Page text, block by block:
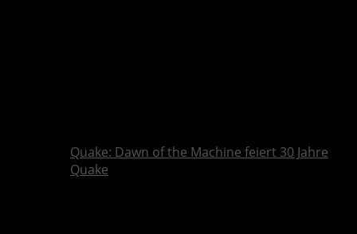
Quake: Dawn of the Machine feiert 30 Jahre
Quake